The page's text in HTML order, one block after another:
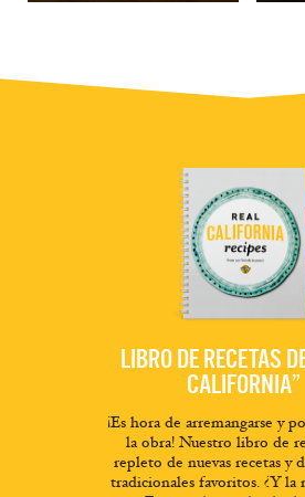
LIBRO DE RECETAS
CALIFORNIA”
¡Es hora de arremangarse y
la obra! Nuestro libro de
repleto de nuevas recetas y
tradicionales favoritos. ¿Y la